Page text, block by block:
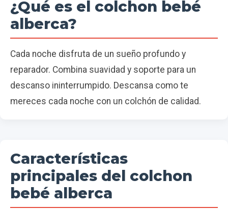
¿Qué es el colchon bebé
alberca?
Cada noche disfruta de un sueño profundo y
reparador. Combina suavidad y soporte para un
descanso ininterrumpido. Descansa como te
mereces cada noche con un colchón de calidad.
Características
principales del colchon
bebé alberca